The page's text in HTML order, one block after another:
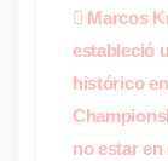
de
Marcos
estableció
histórico
no estar